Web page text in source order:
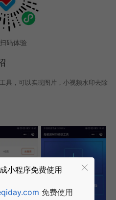
码体验
具，可以实现图片，小视频水印去除
小程序免费使用
免费使用